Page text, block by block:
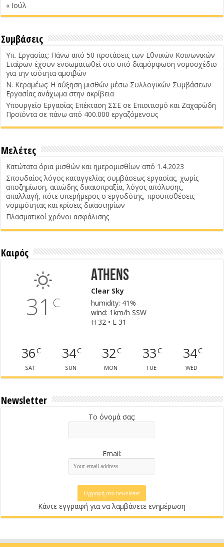
« Ιούλ
Συμβάσεις
Υπ. Εργασίας: Πάνω από 50 προτάσεις των Εθνικών Κοινωνικών
Εταίρων έχουν ενσωματωθεί στο υπό διαμόρφωση νομοσχέδιο
για την ισότητα αμοιβών
Ν. Κεραμέως: Η αύξηση μισθών μέσω Συλλογικών Συμβάσεων
Εργασίας ανάχωμα στην ακρίβεια
Υπουργείο Εργασίας Επέκταση ΣΣΕ σε Επισιτισμό και Ζαχαρώδη
Προϊόντα σε πάνω από 400.000 εργαζόμενους
Μελέτες
Κατώτατα όρια μισθών και ημερομισθίων από 1.4.2023
Σπουδαίος λόγος καταγγελίας συμβάσεως εργασίας, χωρίς
αποζημίωση, αιτιώδης δικαιοπραξία, λόγος απόλυσης,
απαλλαγή, πότε υπερήμερος ο εργοδότης, προϋποθέσεις
νομιμότητας και κρίσεις δικαστηρίων
Πλασματικοί χρόνοι ασφάλισης
Καιρός
31 C
Athens
Clear Sky
humidity: 41%
wind: 1km/h SSW
H 32 • L 31
36C
SAT
34C
SUN
32C
MON
33C
TUE
34C
WED
Newsletter
Το όνομά σας:
Email:
Κάντε εγγραφή για να λαμβάνετε ενημέρωση